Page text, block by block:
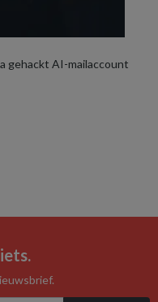
gehackt AI-mailaccount